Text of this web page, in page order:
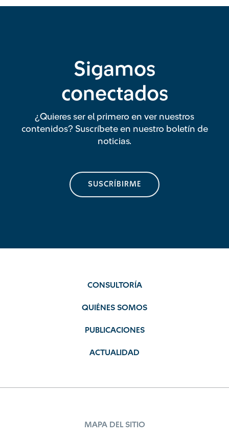
Sigamos
conectados
¿Quieres ser el primero en ver nuestros
contenidos? Suscríbete en nuestro boletín de
noticias.
SUSCRÍBIRME
CONSULTORÍA
QUIÉNES SOMOS
PUBLICACIONES
ACTUALIDAD
MAPA DEL SITIO